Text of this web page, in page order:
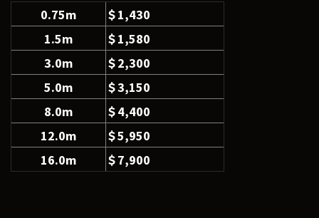
0.75m
＄1,430
1.5m
＄1,580
3.0m
＄2,300
5.0m
＄3,150
8.0m
＄4,400
12.0m
＄5,950
16.0m
＄7,900